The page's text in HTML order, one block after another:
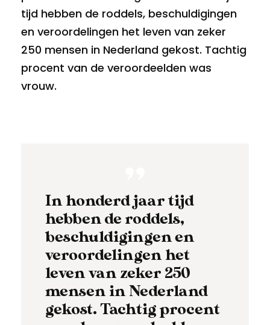
tijd hebben de roddels, beschuldigingen
en veroordelingen het leven van zeker
250 mensen in Nederland gekost. Tachtig
procent van de veroordeelden was
vrouw.
In honderd jaar tijd
hebben de roddels,
beschuldigingen en
veroordelingen het
leven van zeker 250
mensen in Nederland
gekost. Tachtig procent